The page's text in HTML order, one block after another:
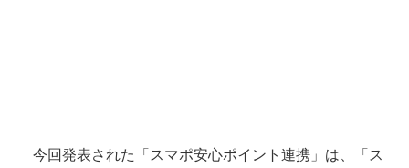
今回発表された「スマポ安心ポイント連携」は、「ス